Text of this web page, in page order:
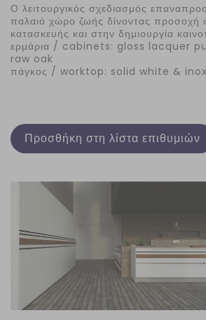
Ο λειτουργικός σχεδιασμός
παλαιό χώρο ζωής δίνοντας προσοχή
κατασκευής και στην δημιουργία
ερμάρια / cabinets: gloss lacquer
raw oak
πάγκος / worktop: solid white &
Προσθήκη στη λίστα επιθυμιών